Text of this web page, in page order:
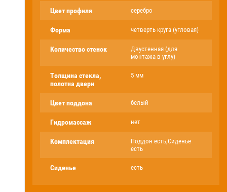
Цвет профиля серебро
Форма четверть круга (угловая)
Количество стенок
Двустенная (для
монтажа в углу)
Толщина стекла,
полотна двери
5 мм
Цвет поддона белый
Гидромассаж нет
Комплектация
Поддон есть,Сиденье
есть
Сиденье есть